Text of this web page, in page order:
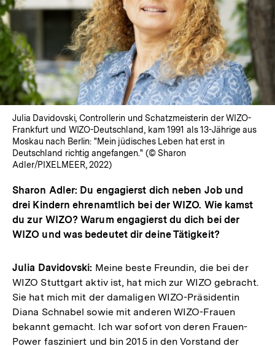
Julia Davidovski, Controllerin und Schatzmeisterin der WIZO-
Frankfurt und WIZO-Deutschland, kam 1991 als 13-Jährige aus
Moskau nach Berlin: "Mein jüdisches Leben hat erst in
Deutschland richtig angefangen." (© Sharon
Adler/PIXELMEER, 2022)
Sharon Adler: Du engagierst dich neben Job und
drei Kindern ehrenamtlich bei der WIZO. Wie kamst
du zur WIZO? Warum engagierst du dich bei der
WIZO und was bedeutet dir deine Tätigkeit?
Julia Davidovski: Meine beste Freundin, die bei der
WIZO Stuttgart aktiv ist, hat mich zur WIZO gebracht.
Sie hat mich mit der damaligen WIZO-Präsidentin
Diana Schnabel sowie mit anderen WIZO-Frauen
bekannt gemacht. Ich war sofort von deren Frauen-
Power fasziniert und bin 2015 in den Vorstand der